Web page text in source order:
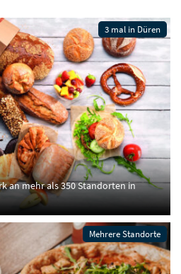
an mehr als 350 Standorten in
3 mal in Düren
Mehrere Standorte